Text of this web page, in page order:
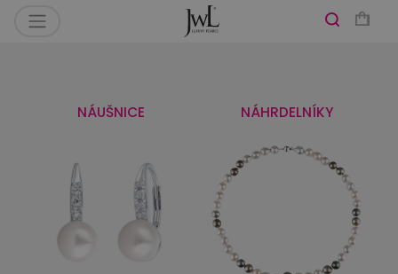
NÁUŠNICE NÁHRDELNÍKY